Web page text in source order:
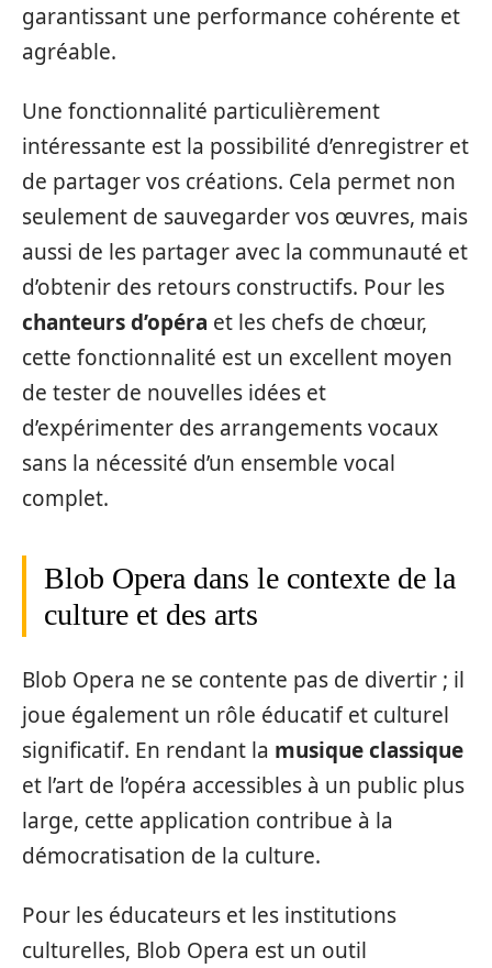
garantissant une performance cohérente et
agréable.
Une fonctionnalité particulièrement
intéressante est la possibilité d’enregistrer et
de partager vos créations. Cela permet non
seulement de sauvegarder vos œuvres, mais
aussi de les partager avec la communauté et
d’obtenir des retours constructifs. Pour les
chanteurs d’opéra et les chefs de chœur,
cette fonctionnalité est un excellent moyen
de tester de nouvelles idées et
d’expérimenter des arrangements vocaux
sans la nécessité d’un ensemble vocal
complet.
Blob Opera dans le contexte de la
culture et des arts
Blob Opera ne se contente pas de divertir ; il
joue également un rôle éducatif et culturel
significatif. En rendant la musique classique
et l’art de l’opéra accessibles à un public plus
large, cette application contribue à la
démocratisation de la culture.
Pour les éducateurs et les institutions
culturelles, Blob Opera est un outil